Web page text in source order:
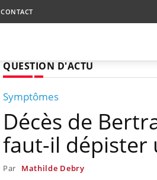
CONTACT
QUESTION D'ACTU
Symptômes
Décès de
faut-il dépister
Par Mathilde Debry